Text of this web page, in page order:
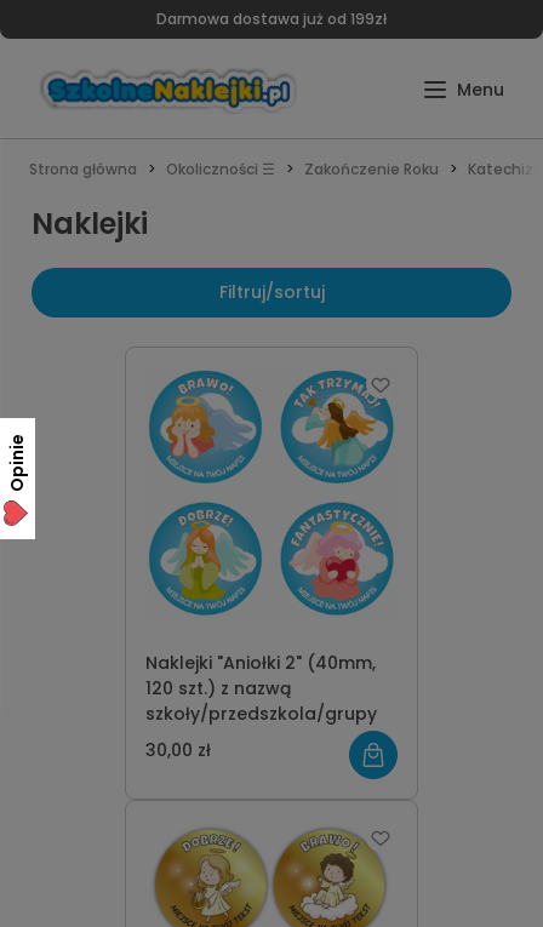
Darmowa dostawa już od 199zł
Strona główna Okoliczności ☰ Zakończenie Roku
Naklejki
Filtruj/sortuj
Naklejki "Aniołki 2" (40mm,
120 szt.) z nazwą
szkoły/przedszkola/grupy
30,00 zł
Opinie